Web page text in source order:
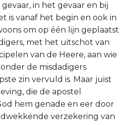
in het gevaar en bij
is vanaf het begin en ook in
om op één lijn geplaatst
met het uitschot van
van de Heere, aan wie
de misdadigers
zin vervuld is. Maar juist
die de apostel
hem genade en eer door
verzekering van